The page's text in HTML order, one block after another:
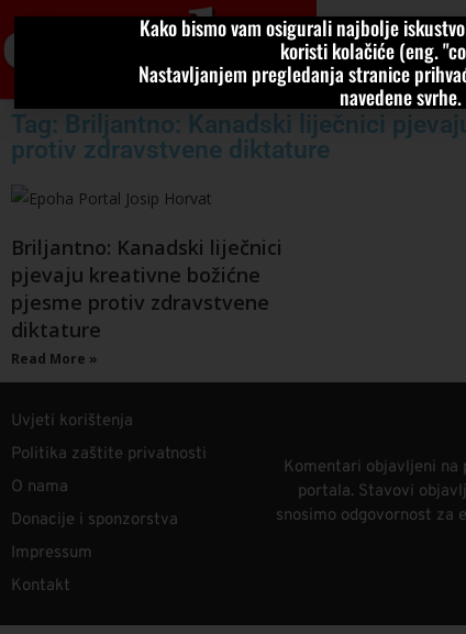
VIJESTI
Tag: Briljantno: Kanadski liječnici
protiv zdravstvene diktature
Briljantno: Kanadski liječnici
pjevaju kreativne božićne
pjesme protiv zdravstvene
diktature
Read More »
Uvjeti korištenja
Politika zaštite privatnosti
O nama
Donacije i sponzorstva
Impressum
Kontakt
Komentari objavljeni
portala. Stavovi
snosimo odgovornost za
Kako bismo vam osigurali najbolje
koristi kolačiće (eng.
Nastavljanjem pregledanja stranice
navedene svrhe.